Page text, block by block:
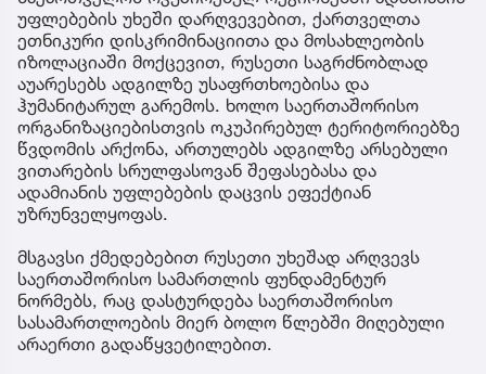
უფლებების უხეში დარღვევებით, ქართველთა
ეთნიკური დისკრიმინაციითა და მოსახლეობის
იზოლაციაში მოქცევით, რუსეთი საგრძნობლად
აუარესებს ადგილზე უსაფრთხოებისა და
ჰუმანიტარულ გარემოს. ხოლო საერთაშორისო
ორგანიზაციებისთვის ოკუპირებულ ტერიტორიებზე
წვდომის არქონა, ართულებს ადგილზე არსებული
ვითარების სრულფასოვან შეფასებასა და
ადამიანის უფლებების დაცვის ეფექტიან
უზრუნველყოფას.
მსგავსი ქმედებებით რუსეთი უხეშად არღვევს
საერთაშორისო სამართლის ფუნდამენტურ
ნორმებს, რაც დასტურდება საერთაშორისო
სასამართლოების მიერ ბოლო წლებში მიღებული
არაერთი გადაწყვეტილებით.